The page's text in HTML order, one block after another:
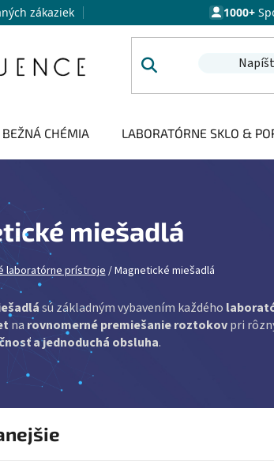
zákaziek 1000+
BEŽNÁ CHÉMIA LABORATÓRNE SKLO &
miešadlá
laboratórne prístroje/Magnetické miešadlá
sú základným vybavením každého
na rovnomerné premiešanie roztokovpri
a jednoduchá obsluha.